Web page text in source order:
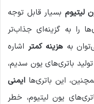
لیتیوم بسیار قابل توجه
را به گزینه‌ای جذاب‌تر
به هزینه کمتر اشاره
تولید باتری‌های یون سدیم،
این باتری‌ها ایمنی
یون لیتیوم، خطر